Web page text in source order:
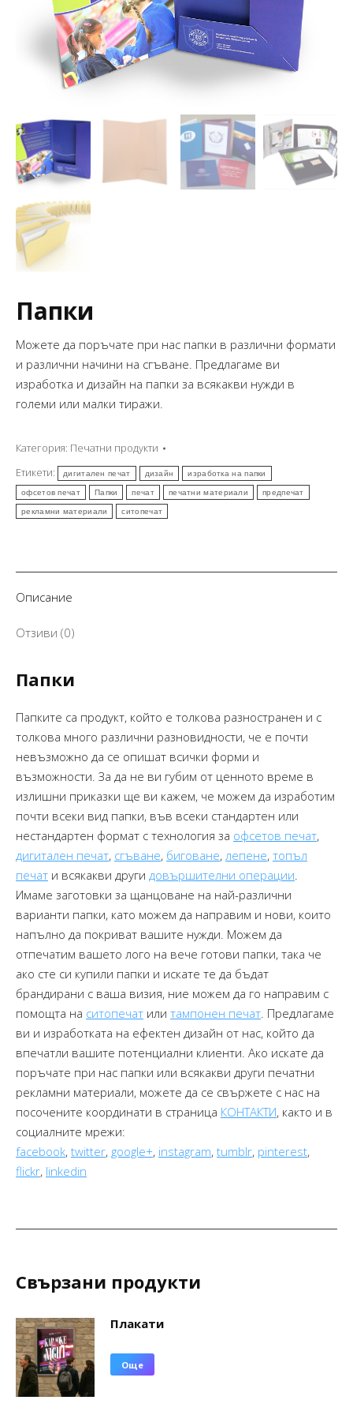
Папки
Можете да поръчате при нас папки в различни формати
и различни начини на сгъване. Предлагаме ви
изработка и дизайн на папки за всякакви нужди в
големи или малки тиражи.
Категория: Печатни продукти
Етикети:
дигитален печат дизайн изработка на папки
офсетов печат Папки печат печатни материали предпечат
рекламни материали ситопечат
Описание
Отзиви (0)
Папки
Папките са продукт, който е толкова разностранен и с
толкова много различни разновидности, че е почти
невъзможно да се опишат всички форми и
възможности. За да не ви губим от ценното време в
излишни приказки ще ви кажем, че можем да изработим
почти всеки вид папки, във всеки стандартен или
нестандартен формат с технология за офсетов печат,
дигитален печат, сгъване, биговане, лепене, топъл
печат и всякакви други довършителни операции.
Имаме заготовки за щанцоване на най-различни
варианти папки, като можем да направим и нови, които
напълно да покриват вашите нужди. Можем да
отпечатим вашето лого на вече готови папки, така че
ако сте си купили папки и искате те да бъдат
брандирани с ваша визия, ние можем да го направим с
помощта на ситопечат или тампонен печат. Предлагаме
ви и изработката на ефектен дизайн от нас, който да
впечатли вашите потенциални клиенти. Ако искате да
поръчате при нас папки или всякакви други печатни
рекламни материали, можете да се свържете с нас на
посочените координати в страница КОНТАКТИ, както и в
социалните мрежи:
facebook, twitter, google+, instagram, tumblr, pinterest,
flickr, linkedin
Свързани продукти
Плакати
Още